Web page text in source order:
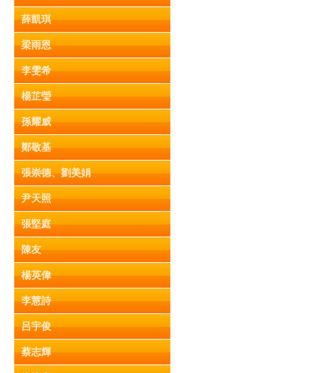
薛凱琪
梁雨恩
李雯希
楊芷瑩
孫耀威
鄭敬基
張崇德、劉美娟
尹天照
張堅庭
陳友
楊英偉
李慧詩
呂宇俊
蔡志輝